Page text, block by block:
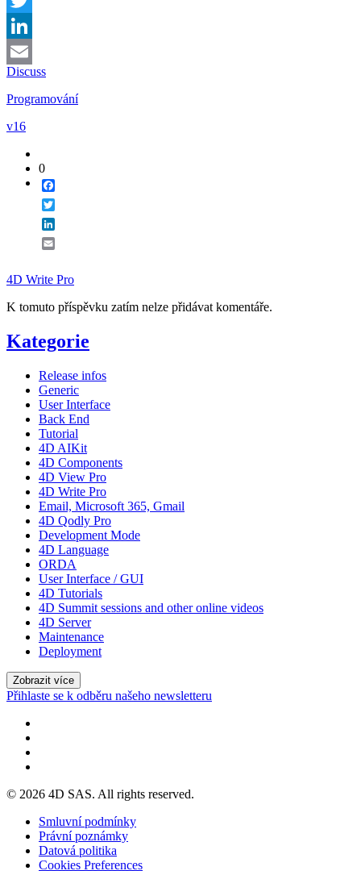
Twitter
LinkedIn
Email
Discuss
Programování
v16
0
4D Write Pro
K tomuto příspěvku zatím nelze přidávat komentáře.
Kategorie
Release infos
Generic
User Interface
Back End
Tutorial
4D AIKit
4D Components
4D View Pro
4D Write Pro
Email, Microsoft 365, Gmail
4D Qodly Pro
Development Mode
4D Language
ORDA
User Interface / GUI
4D Tutorials
4D Summit sessions and other online videos
4D Server
Maintenance
Deployment
Zobrazit více
Přihlaste se k odběru našeho newsletteru
© 2026 4D SAS. All rights reserved.
Smluvní podmínky
Právní poznámky
Datová politika
Cookies Preferences